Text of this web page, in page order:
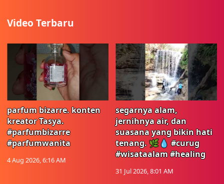
Video Terbaru
parfum bizarre. konten
kreator Tasya.
#parfumbizarre
#parfumwanita
4 Aug 2026, 6:16 AM
segarnya alam,
jernihnya air, dan
suasana yang bikin hati
tenang. 🌿💧 #curug
#wisataalam #healing
31 Jul 2026, 8:01 AM